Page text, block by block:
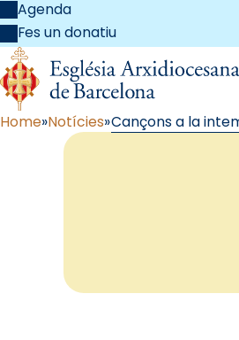
Agenda
Fes un donatiu
Home Notícies Cançons a la